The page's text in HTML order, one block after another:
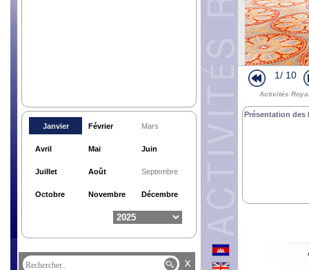
Janvier Février Mars
Avril Mai Juin
Juillet Août Septembre
Octobre Novembre Décembre
1/ 10
Activités
Présentation des
x